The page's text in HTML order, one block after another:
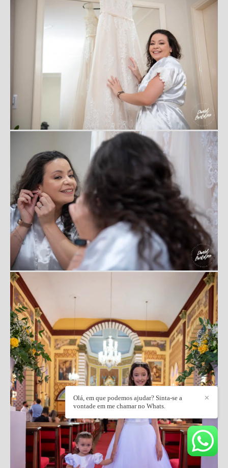
✕
Olá, em que podemos ajudar? Sinta-se a
vontade em me chamar no Whats.